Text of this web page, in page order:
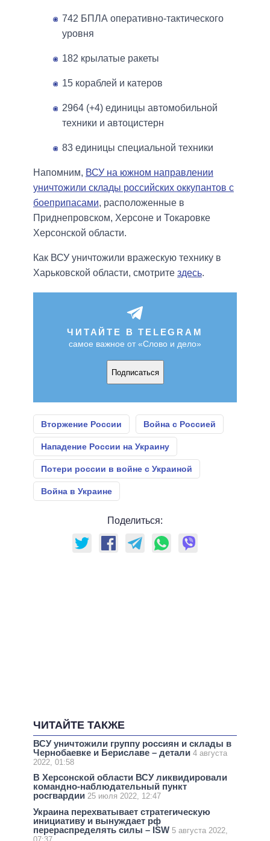
742 БПЛА оперативно-тактического
уровня
182 крылатые ракеты
15 кораблей и катеров
2964 (+4) единицы автомобильной
техники и автоцистерн
83 единицы специальной техники
Напомним, ВСУ на южном направлении
уничтожили склады российских оккупантов с
боеприпасами, расположенные в
Приднепровском, Херсоне и Токаровке
Херсонской области.
Как ВСУ уничтожили вражескую технику в
Харьковской области, смотрите здесь.
ЧИТАЙТЕ В TELEGRAM
самое важное от «Слово и дело»
Подписаться
Вторжение России Война с Россией
Нападение России на Украину
Потери россии в войне с Украиной
Война в Украине
Поделиться:
ЧИТАЙТЕ ТАКЖЕ
ВСУ уничтожили группу россиян и склады в
Чернобаевке и Бериславе – детали 4 августа
2022, 01:58
В Херсонской области ВСУ ликвидировали
командно-наблюдательный пункт
росгвардии 25 июля 2022, 12:47
Украина перехватывает стратегическую
инициативу и вынуждает рф
перераспределять силы – ISW 5 августа 2022,